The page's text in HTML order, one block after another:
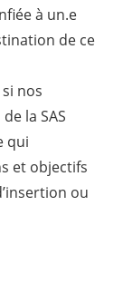
à un.e
de ce
nos
la SAS
qui
et objectifs
ou